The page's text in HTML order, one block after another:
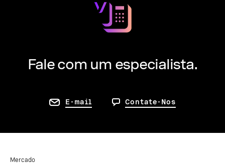
Fale com um especialista.
E-mail Contate-Nos
Mercado